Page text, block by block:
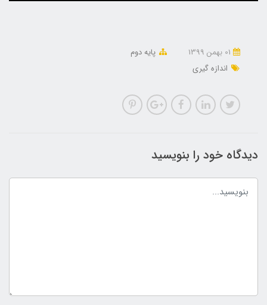
پایه دوم
اندازه گیری
دیدگاه خود را بنویسید